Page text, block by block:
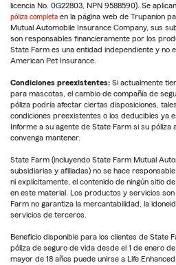
licencia No. 0G22803, NPN 9588590). Se
póliza completa en la página web de Trupanion
Mutual Automobile Insurance Company, sus
son responsables financieramente por los
State Farm es una entidad independiente y no
American Pet Insurance.
Condiciones preexistentes: Si actualmente
para mascotas, el cambio de compañía de
póliza podría afectar ciertas disposiciones,
condiciones preexistentes o los deducibles ya
Informe a su agente de State Farm si su póliza
convenga mantener.
State Farm (incluyendo State Farm Mutual
subsidiarias y afiliadas) no se hace
ni explícitamente, el contenido de ningún sitio
en este material. Los productos y servicios
Farm no garantiza la mercantabilidad, la
servicios de terceros.
Beneficio disponible para los clientes de State
póliza de seguro de vida desde el 1 de enero
mayor de 18 años puede unirse a Life